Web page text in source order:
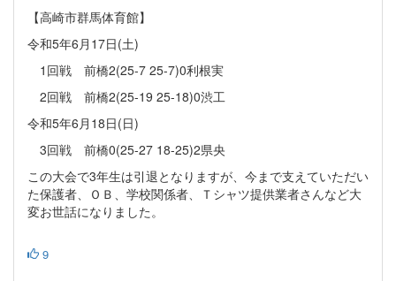
【高崎市群馬体育館】
令和5年6月17日(土)
1回戦 前橋2(25-7 25-7)0利根実
2回戦 前橋2(25-19 25-18)0渋工
令和5年6月18日(日)
3回戦 前橋0(25-27 18-25)2県央
この大会で3年生は引退となりますが、今まで支えていただい
た保護者、ＯＢ、学校関係者、Ｔシャツ提供業者さんなど大
変お世話になりました。
9